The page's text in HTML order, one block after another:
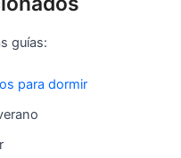
guías:
para dormir